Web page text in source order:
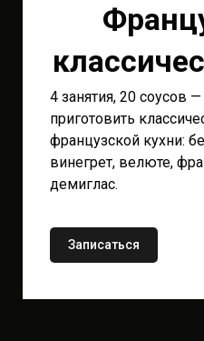
4 занятия, 20 соусов
приготовить
французской кухни:
винегрет, велюте,
демиглас.
Записаться